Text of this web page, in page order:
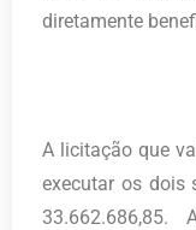
diretamente
A licitação que
executar os dois